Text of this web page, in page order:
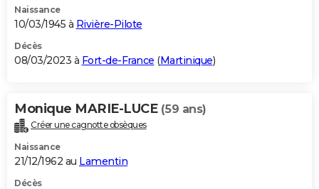
Naissance
10/03/1945 à Rivière-Pilote
Décès
08/03/2023 à Fort-de-France (Martinique)
Monique MARIE-LUCE (59 ans)
Créer une cagnotte obsèques
Naissance
21/12/1962 au Lamentin
Décès